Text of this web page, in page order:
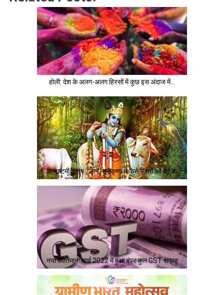
होली: देश के अलग-अलग हिस्सों में कुछ इस अंदाज में…
जन्माष्टमी विशेष : जानें, श्रीकृष्ण ने कैसे रिश्तों को सहेजा
नया कीर्तिमान! मार्च 2022 में हुआ बंपर कुल GST संग्रह